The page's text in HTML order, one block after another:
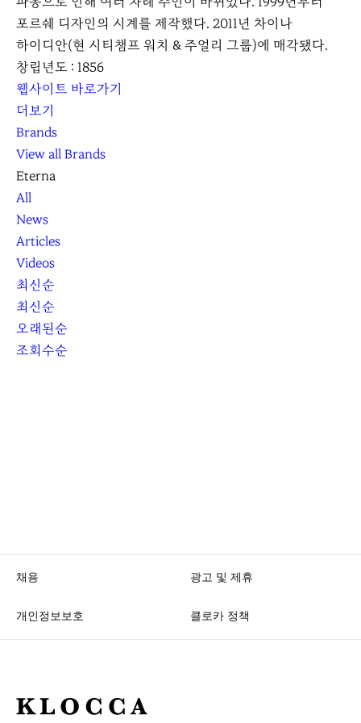
포르쉐 디자인의 시계를 제작했다. 2011년 차이나
하이디안(현 시티챔프 워치 & 주얼리 그룹)에 매각됐다.
창립년도 : 1856
웹사이트 바로가기
더보기
Brands
View all Brands
Eterna
All
News
Articles
Videos
최신순
최신순
오래된순
조회수순
채용 광고 및 제휴
개인정보보호 클로카 정책
K